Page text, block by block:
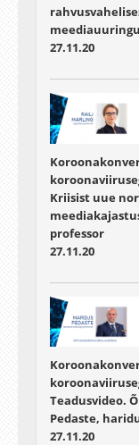
27.11.20
Kriisist uue
professor
27.11.20
Teadusvideo.
Pedaste,
27.11.20